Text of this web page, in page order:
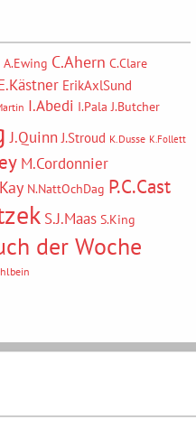
A.Ewing C.Ahern C.Clare
ErikAxlSund
I.Abedi I.Pala J.Butcher
J.Quinn J.Stroud K.Dusse K.Follett
M.Cordonnier
N.NattOchDag P.C.Cast
S.J.Maas S.King
der Woche